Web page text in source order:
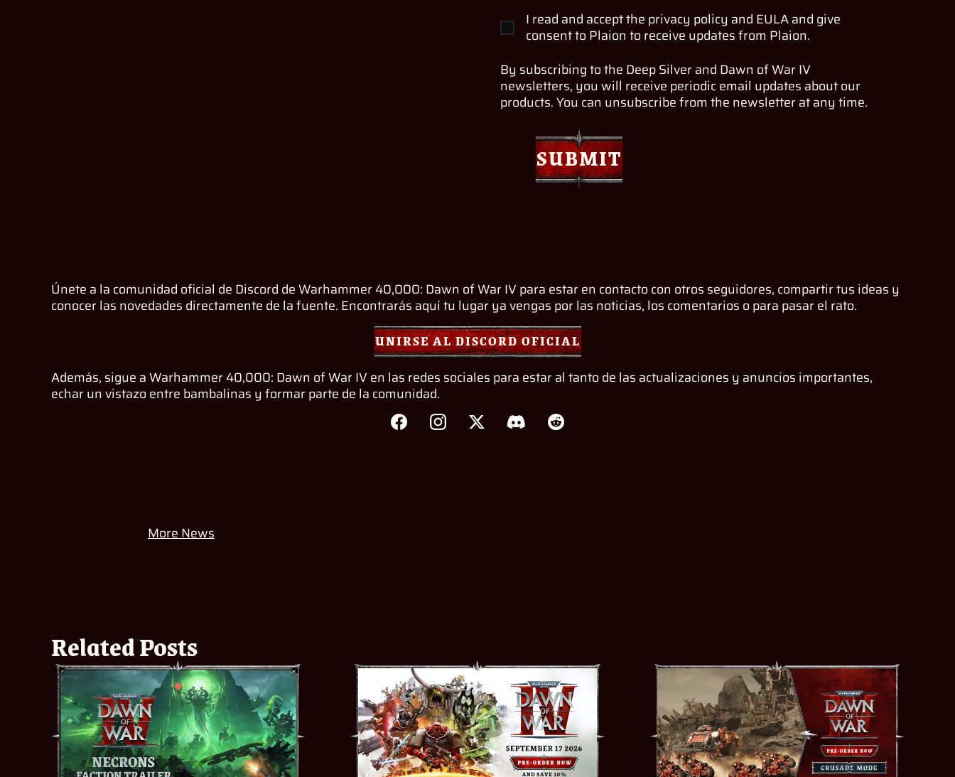
I read and accept the privacy policy and EULA and give
consent to Plaion to receive updates from Plaion.
By subscribing to the Deep Silver and Dawn of War IV
newsletters, you will receive periodic email updates about our
products. You can unsubscribe from the newsletter at any time.
SUBMIT
Únete a la comunidad oficial de Discord de Warhammer 40,000: Dawn of War IV para estar en contacto con otros seguidores, compartir tus ideas y
conocer las novedades directamente de la fuente. Encontrarás aquí tu lugar ya vengas por las noticias, los comentarios o para pasar el rato.
UNIRSE AL DISCORD OFICIAL
Además, sigue a Warhammer 40,000: Dawn of War IV en las redes sociales para estar al tanto de las actualizaciones y anuncios importantes,
echar un vistazo entre bambalinas y formar parte de la comunidad.
More News
Related Posts